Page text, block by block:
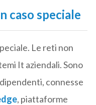
caso speciale
Le reti non
It aziendali. Sono
connesse
, piattaforme